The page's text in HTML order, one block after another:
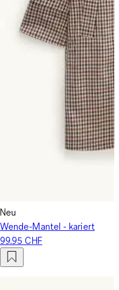
Neu
Wende-Mantel - kariert
99.95 CHF